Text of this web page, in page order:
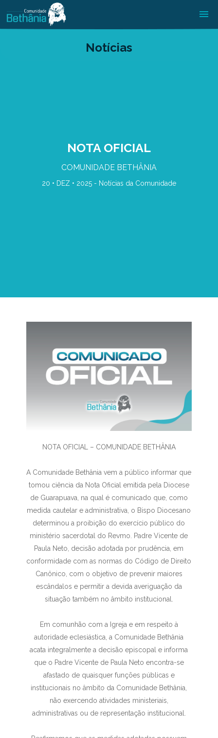
Notícias
NOTA OFICIAL
COMUNIDADE BETHÂNIA
20 • DEZ • 2025 - Notícias da Comunidade
NOTA OFICIAL – COMUNIDADE BETHÂNIA
A Comunidade Bethânia vem a público informar que
tomou ciência da Nota Oficial emitida pela Diocese
de Guarapuava, na qual é comunicado que, como
medida cautelar e administrativa, o Bispo Diocesano
determinou a proibição do exercício público do
ministério sacerdotal do Revmo. Padre Vicente de
Paula Neto, decisão adotada por prudência, em
conformidade com as normas do Código de Direito
Canônico, com o objetivo de prevenir maiores
escândalos e permitir a devida averiguação da
situação também no âmbito institucional.
Em comunhão com a Igreja e em respeito à
autoridade eclesiástica, a Comunidade Bethânia
acata integralmente a decisão episcopal e informa
que o Padre Vicente de Paula Neto encontra-se
afastado de quaisquer funções públicas e
institucionais no âmbito da Comunidade Bethânia,
não exercendo atividades ministeriais,
administrativas ou de representação institucional.